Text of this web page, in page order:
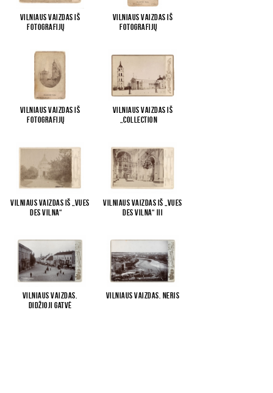
Vilniaus vaizdas iš
fotografijų
Vilniaus vaizdas iš
fotografijų
Vilniaus vaizdas iš
fotografijų
Vilniaus vaizdas iš
„Collection
Vilniaus vaizdas iš „Vues
des Vilna“
Vilniaus vaizdas iš „Vues
des Vilna“ III
Vilniaus vaizdas.
Didžioji gatvė
Vilniaus vaizdas. Neris